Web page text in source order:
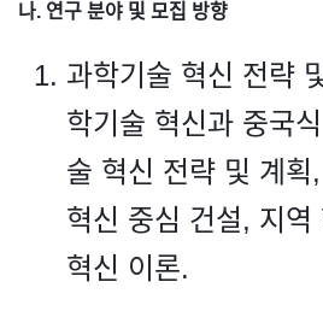
나. 연구 분야 및 모집 방향
과학기술 혁신 전략
학기술 혁신과 중국
술 혁신 전략 및 계획
혁신 중심 건설, 지역
혁신 이론.